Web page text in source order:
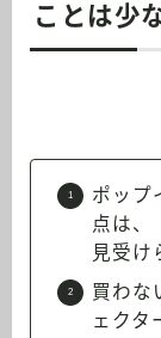
ことは少
ポップ
点は、
見受け
買わな
ェクタ